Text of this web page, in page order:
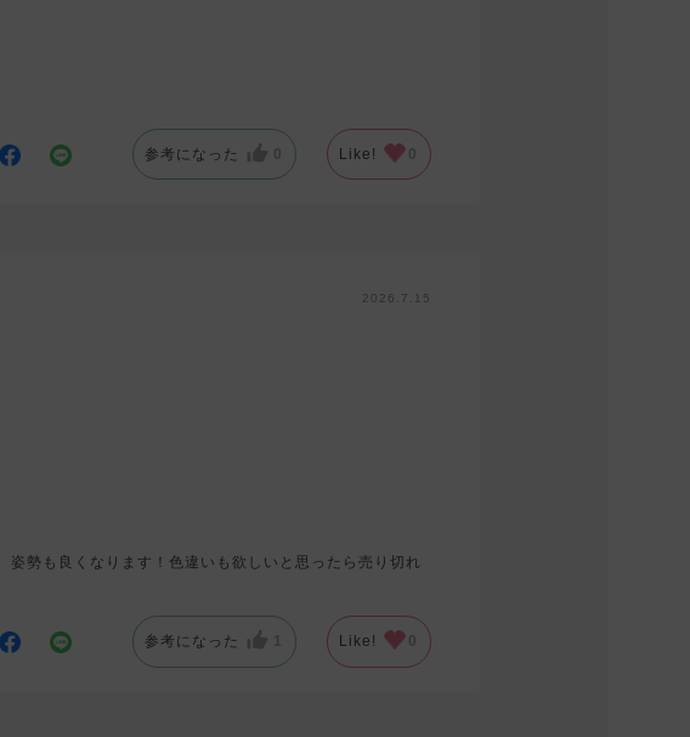
参考になった 0 Like! 0
2026.7.15
勢も良くなります！色違いも欲しいと思ったら売り切れ
参考になった 1 Like!